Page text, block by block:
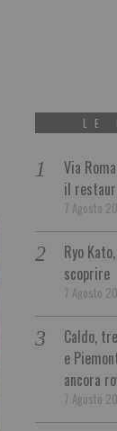
LE
Via
il
7 Agosto
Ryo
scoprire
7 Agosto
Caldo,
e
ancora
7 Agosto